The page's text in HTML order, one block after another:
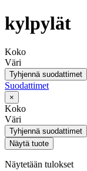
kylpylät
Koko
Väri
Tyhjennä suodattimet
Suodattimet
×
Koko
Väri
Tyhjennä suodattimet
Näytä tuote
Näytetään tulokset